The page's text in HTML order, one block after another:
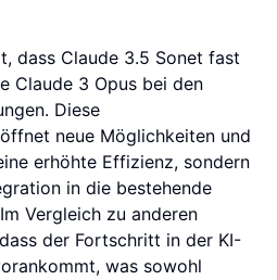
dass Claude 3.5 Sonet fast
Claude 3 Opus bei den
Diese
neue Möglichkeiten und
erhöhte Effizienz, sondern
in die bestehende
Vergleich zu anderen
der Fortschritt in der KI-
was sowohl